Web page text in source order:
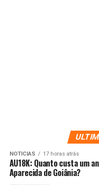
NOTICIAS 17 horas atrás
AU18K: Quanto custa um
Aparecida de Goiânia?